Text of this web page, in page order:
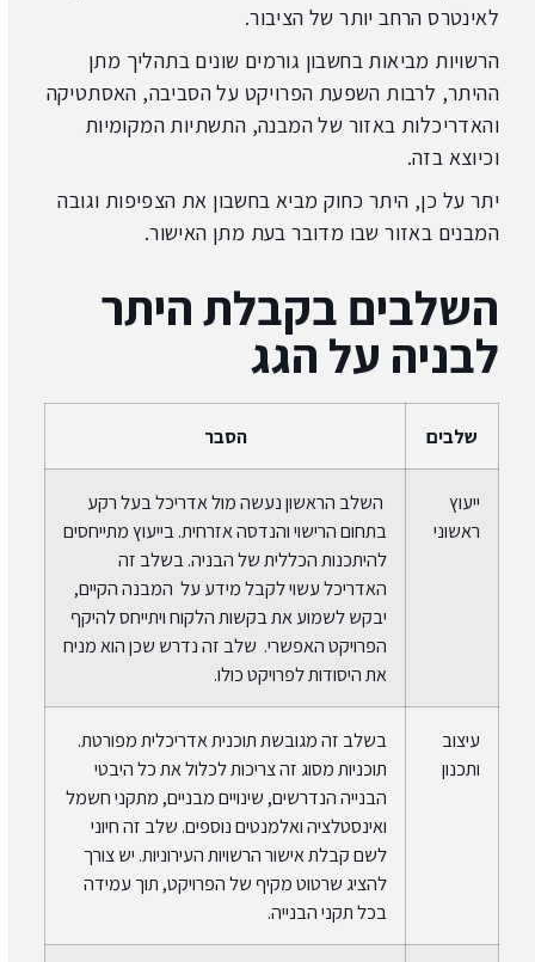
לאינטרס הרחב יותר של הציבור.
הרשויות מביאות בחשבון גורמים שונים בתהליך מתן
ההיתר, לרבות השפעת הפרויקט על הסביבה, האסתטיקה
והאדריכלות באזור של המבנה, התשתיות המקומיות
וכיוצא בזה.
יתר על כן, היתר כחוק מביא בחשבון את הצפיפות וגובה
המבנים באזור שבו מדובר בעת מתן האישור.
השלבים בקבלת היתר
לבניה על הגג
שלבים הסבר
ייעוץ
ראשוני
השלב הראשון נעשה מול אדריכל בעל רקע
בתחום הרישוי והנדסה אזרחית. בייעוץ מתייחסים
להיתכנות הכללית של הבניה. בשלב זה
האדריכל עשוי לקבל מידע על המבנה הקיים,
יבקש לשמוע את בקשות הלקוח ויתייחס להיקף
הפרויקט האפשרי. שלב זה נדרש שכן הוא מניח
את היסודות לפרויקט כולו.
עיצוב
ותכנון
בשלב זה מגובשת תוכנית אדריכלית מפורטת.
תוכניות מסוג זה צריכות לכלול את כל היבטי
הבנייה הנדרשים, שינויים מבניים, מתקני חשמל
ואינסטלציה ואלמנטים נוספים. שלב זה חיוני
לשם קבלת אישור הרשויות העירוניות. יש צורך
להציג שרטוט מקיף של הפרויקט, תוך עמידה
בכל תקני הבנייה.